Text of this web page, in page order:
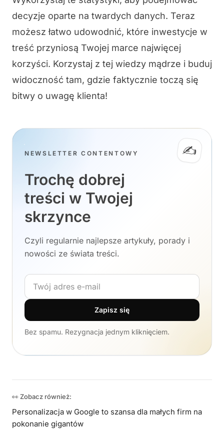
decyzje oparte na twardych danych. Teraz
możesz łatwo udowodnić, które inwestycje w
treść przyniosą Twojej marce najwięcej
korzyści. Korzystaj z tej wiedzy mądrze i buduj
widoczność tam, gdzie faktycznie toczą się
bitwy o uwagę klienta!
✍️
NEWSLETTER CONTENTOWY
Trochę dobrej
treści w Twojej
skrzynce
Czyli regularnie najlepsze artykuły, porady i
nowości ze świata treści.
Adres e-mail
Zapisz się
Bez spamu. Rezygnacja jednym kliknięciem.
👀 Zobacz również:
Personalizacja w Google to szansa dla małych firm na
pokonanie gigantów